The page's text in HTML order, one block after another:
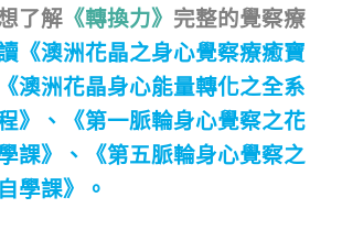
了解 《轉換力》 完整的覺察療
《澳洲花晶之身心覺察療癒寶
《澳洲花晶身心能量轉化之全系
》
、 《第一脈輪身心覺察之花
課》
、 《第五脈輪身心覺察之
學課》
。